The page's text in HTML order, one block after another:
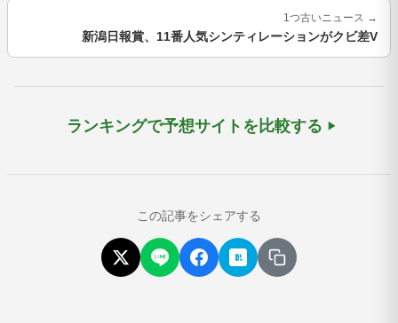
1つ古いニュース →
新潟日報賞、11番人気シンティレーションがクビ差V
ランキングで予想サイトを比較する
この記事をシェアする